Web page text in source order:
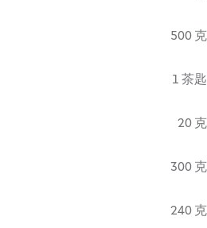
500 克
1 茶匙
20 克
300 克
240 克